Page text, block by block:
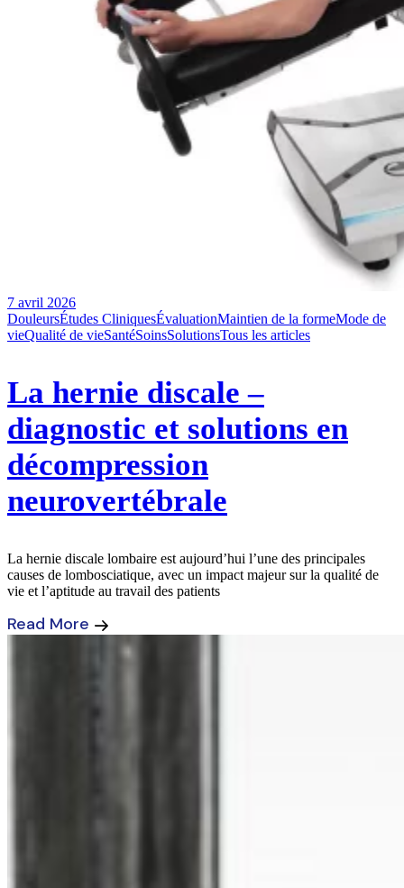
7 avril 2026
DouleursÉtudes CliniquesÉvaluationMaintien de la formeMode de
vieQualité de vieSantéSoinsSolutionsTous les articles
La hernie discale –
diagnostic et solutions en
décompression
neurovertébrale
La hernie discale lombaire est aujourd’hui l’une des principales
causes de lombosciatique, avec un impact majeur sur la qualité de
vie et l’aptitude au travail des patients
Read More